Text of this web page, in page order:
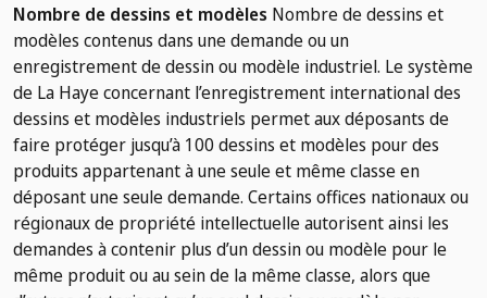
Nombre de dessins et modèles Nombre de dessins et
modèles contenus dans une demande ou un
enregistrement de dessin ou modèle industriel. Le système
de La Haye concernant l’enregistrement international des
dessins et modèles industriels permet aux déposants de
faire protéger jusqu’à 100 dessins et modèles pour des
produits appartenant à une seule et même classe en
déposant une seule demande. Certains offices nationaux ou
régionaux de propriété intellectuelle autorisent ainsi les
demandes à contenir plus d’un dessin ou modèle pour le
même produit ou au sein de la même classe, alors que